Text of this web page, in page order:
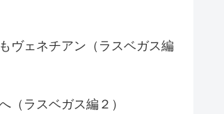
ヴェネチアン（ラスベガス編
（ラスベガス編２）